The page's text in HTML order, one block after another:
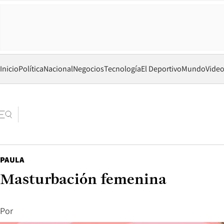
InicioPolíticaNacionalNegociosTecnologíaEl DeportivoMundo
PAULA
Masturbación femenina
Por